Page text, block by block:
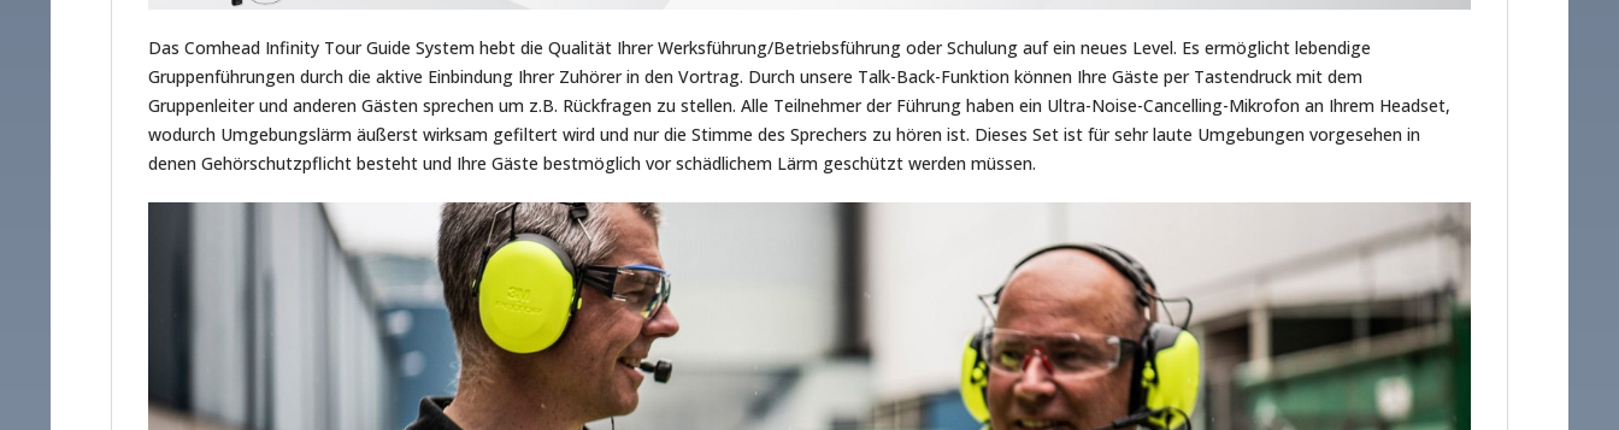
Das Comhead Infinity Tour Guide System hebt die Qualität Ihrer Werksführung/Betriebsführung oder Schulung auf ein neues Level. Es ermöglicht lebendige
Gruppenführungen durch die aktive Einbindung Ihrer Zuhörer in den Vortrag. Durch unsere Talk-Back-Funktion können Ihre Gäste per Tastendruck mit dem
Gruppenleiter und anderen Gästen sprechen um z.B. Rückfragen zu stellen. Alle Teilnehmer der Führung haben ein Ultra-Noise-Cancelling-Mikrofon an Ihrem Headset,
wodurch Umgebungslärm äußerst wirksam gefiltert wird und nur die Stimme des Sprechers zu hören ist. Dieses Set ist für sehr laute Umgebungen vorgesehen in
denen Gehörschutzpflicht besteht und Ihre Gäste bestmöglich vor schädlichem Lärm geschützt werden müssen.